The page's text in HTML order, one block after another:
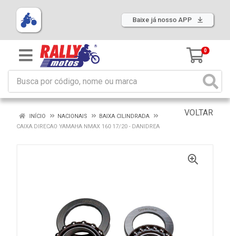
Baixe já nosso APP
0
VOLTAR
INÍCIO NACIONAIS
BAIXA CILINDRADA
CAIXA DIRECAO YAMAHA NMAX 160 17/20 - DANIDREA